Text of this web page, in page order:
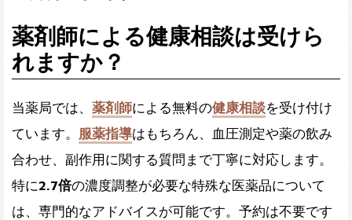
薬剤師による健康相談は受けら
れますか？
当薬局では、 薬剤師による無料の健康相談を受け付け
ています。 服薬指導はもちろん、血圧測定や薬の飲み
合わせ、副作用に関する質問まで丁寧に対応します。
特に2.7倍の濃度調整が必要な特殊な医薬品について
は、専門的なアドバイスが可能です。予約は不要です